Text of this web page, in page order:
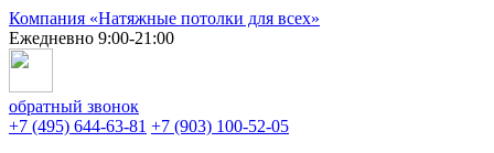
Компания «Натяжные потолки для всех»
Ежедневно 9:00-21:00
обратный звонок
+7 (495) 644-63-81 +7 (903) 100-52-05